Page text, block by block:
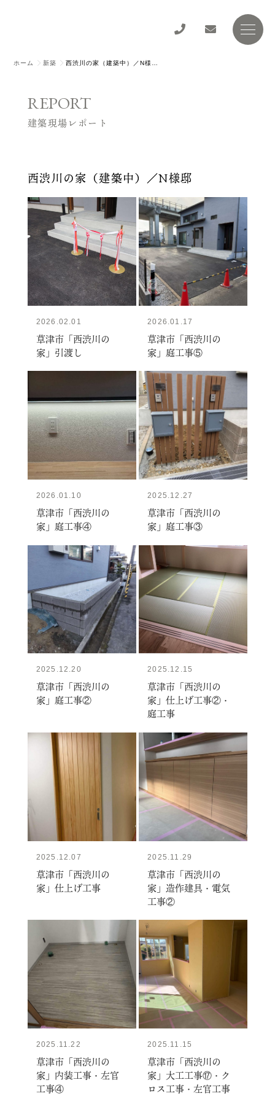
ホーム 新築
REPORT
建築現場レポート
西渋川の家（建築中）／N様邸
2026.02.01
草津市「西渋川の
家」引渡し
2026.01.17
草津市「西渋川の
家」庭工事⑤
2026.01.10
草津市「西渋川の
家」庭工事④
2025.12.27
草津市「西渋川の
家」庭工事③
2025.12.20
草津市「西渋川の
家」庭工事②
2025.12.15
草津市「西渋川の
家」仕上げ工事②・
庭工事
2025.12.07
草津市「西渋川の
家」仕上げ工事
2025.11.29
草津市「西渋川の
家」造作建具・電気
工事②
2025.11.22
草津市「西渋川の
家」内装工事・左官
工事④
2025.11.15
草津市「西渋川の
家」大工工事⑰・ク
ロス工事・左官工事